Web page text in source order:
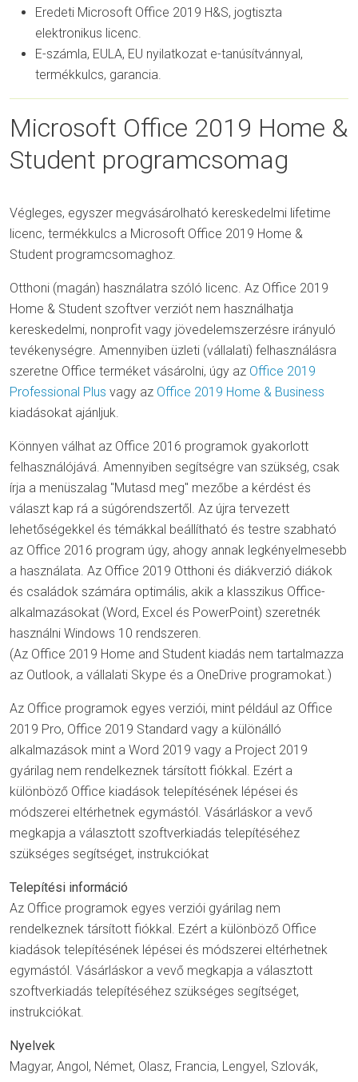
Eredeti Microsoft Office 2019 H&S, jogtiszta
elektronikus licenc.
E-számla, EULA, EU nyilatkozat e-tanúsítvánnyal,
termékkulcs, garancia.
Microsoft Office 2019 Home &
Student programcsomag
Végleges, egyszer megvásárolható kereskedelmi lifetime
licenc, termékkulcs a Microsoft Office 2019 Home &
Student programcsomaghoz.
Otthoni (magán) használatra szóló licenc. Az Office 2019
Home & Student szoftver verziót nem használhatja
kereskedelmi, nonprofit vagy jövedelemszerzésre irányuló
tevékenységre. Amennyiben üzleti (vállalati) felhasználásra
szeretne Office terméket vásárolni, úgy az Office 2019
Professional Plus vagy az Office 2019 Home & Business
kiadásokat ajánljuk.
Könnyen válhat az Office 2016 programok gyakorlott
felhasználójává. Amennyiben segítségre van szükség, csak
írja a menüszalag "Mutasd meg" mezőbe a kérdést és
választ kap rá a súgórendszertől. Az újra tervezett
lehetőségekkel és témákkal beállítható és testre szabható
az Office 2016 program úgy, ahogy annak legkényelmesebb
a használata. Az Office 2019 Otthoni és diákverzió diákok
és családok számára optimális, akik a klasszikus Office-
alkalmazásokat (Word, Excel és PowerPoint) szeretnék
használni Windows 10 rendszeren.
(Az Office 2019 Home and Student kiadás nem tartalmazza
az Outlook, a vállalati Skype és a OneDrive programokat.)
Az Office programok egyes verziói, mint például az Office
2019 Pro, Office 2019 Standard vagy a különálló
alkalmazások mint a Word 2019 vagy a Project 2019
gyárilag nem rendelkeznek társított fiókkal. Ezért a
különböző Office kiadások telepítésének lépései és
módszerei eltérhetnek egymástól. Vásárláskor a vevő
megkapja a választott szoftverkiadás telepítéséhez
szükséges segítséget, instrukciókat
Telepítési információ
Az Office programok egyes verziói gyárilag nem
rendelkeznek társított fiókkal. Ezért a különböző Office
kiadások telepítésének lépései és módszerei eltérhetnek
egymástól. Vásárláskor a vevő megkapja a választott
szoftverkiadás telepítéséhez szükséges segítséget,
instrukciókat.
Nyelvek
Magyar, Angol, Német, Olasz, Francia, Lengyel, Szlovák,